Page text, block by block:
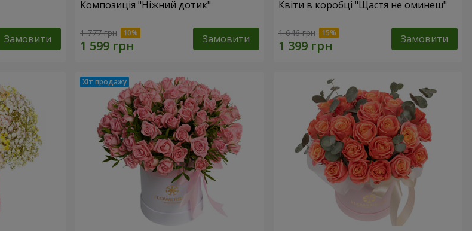
Замовити
Композиція "Ніжний дотик"
1 777 грн Замовити
Квіти в коробці "Щастя не оминеш"
1 646 грн Замовити